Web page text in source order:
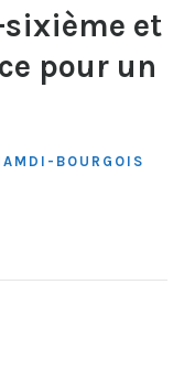
et
pour un
BOURGOIS